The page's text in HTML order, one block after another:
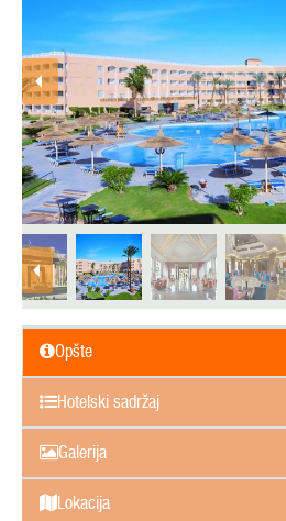
Opšte
Hotelski sadržaj
Galerija
Lokacija